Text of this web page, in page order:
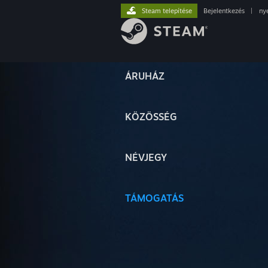
ÁRUHÁZ
KÖZÖSSÉG
NÉVJEGY
TÁMOGATÁS
Steam telepítése Bejelentkezés